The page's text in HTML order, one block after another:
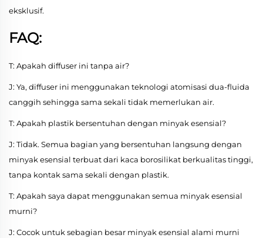
eksklusif.
FAQ:
T: Apakah diffuser ini tanpa air?
J: Ya, diffuser ini menggunakan teknologi atomisasi dua-fluida
canggih sehingga sama sekali tidak memerlukan air.
T: Apakah plastik bersentuhan dengan minyak esensial?
J: Tidak. Semua bagian yang bersentuhan langsung dengan
minyak esensial terbuat dari kaca borosilikat berkualitas tinggi,
tanpa kontak sama sekali dengan plastik.
T: Apakah saya dapat menggunakan semua minyak esensial
murni?
J: Cocok untuk sebagian besar minyak esensial alami murni